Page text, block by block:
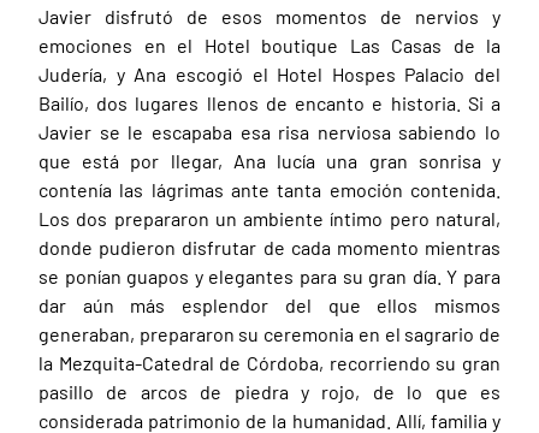
Javier disfrutó de esos momentos de nervios y
emociones en el Hotel boutique Las Casas de la
Judería, y Ana escogió el Hotel Hospes Palacio del
Bailío, dos lugares llenos de encanto e historia. Si a
Javier se le escapaba esa risa nerviosa sabiendo lo
que está por llegar, Ana lucía una gran sonrisa y
contenía las lágrimas ante tanta emoción contenida.
Los dos prepararon un ambiente íntimo pero natural,
donde pudieron disfrutar de cada momento mientras
se ponían guapos y elegantes para su gran día. Y para
dar aún más esplendor del que ellos mismos
generaban, prepararon su ceremonia en el sagrario de
la Mezquita-Catedral de Córdoba, recorriendo su gran
pasillo de arcos de piedra y rojo, de lo que es
considerada patrimonio de la humanidad. Allí, familia y